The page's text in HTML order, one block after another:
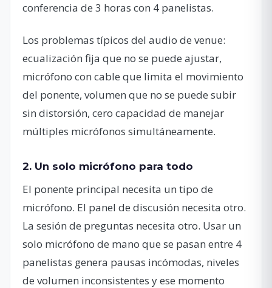
conferencia de 3 horas con 4 panelistas.
Los problemas típicos del audio de venue:
ecualización fija que no se puede ajustar,
micrófono con cable que limita el movimiento
del ponente, volumen que no se puede subir
sin distorsión, cero capacidad de manejar
múltiples micrófonos simultáneamente.
2. Un solo micrófono para todo
El ponente principal necesita un tipo de
micrófono. El panel de discusión necesita otro.
La sesión de preguntas necesita otro. Usar un
solo micrófono de mano que se pasan entre 4
panelistas genera pausas incómodas, niveles
de volumen inconsistentes y ese momento